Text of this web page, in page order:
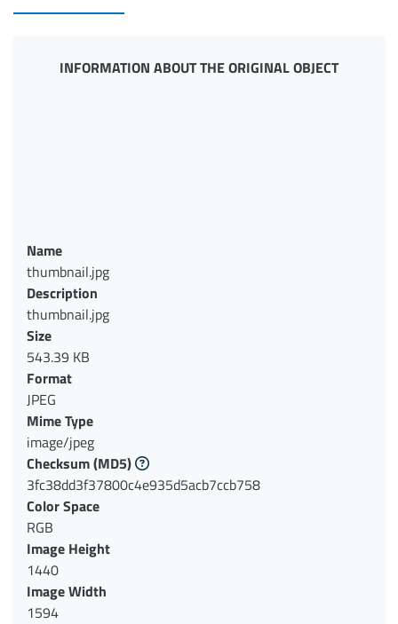
INFORMATION ABOUT THE ORIGINAL OBJECT
Name
thumbnail.jpg
Description
thumbnail.jpg
Size
543.39 KB
Format
JPEG
Mime Type
image/jpeg
Checksum(MD5)
3fc38dd3f37800c4e935d5acb7ccb758
Color Space
RGB
Image Height
1440
Image Width
1594